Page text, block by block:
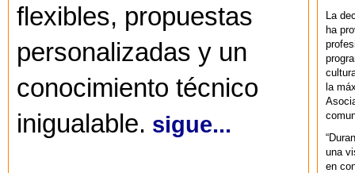
flexibles, propuestas
personalizadas y un
conocimiento técnico
inigualable. sigue...
La
ha
la
una
en